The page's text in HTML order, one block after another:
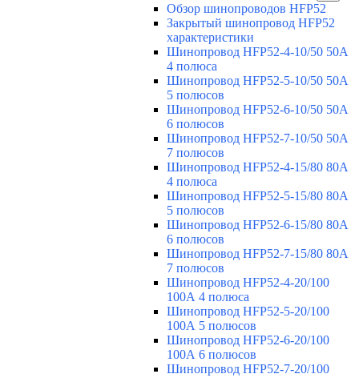
Обзор шинопроводов HFP52
Закрытый шинопровод HFP52
характеристики
Шинопровод HFP52-4-10/50 50A
4 полюса
Шинопровод HFP52-5-10/50 50А
5 полюсов
Шинопровод HFP52-6-10/50 50А
6 полюсов
Шинопровод HFP52-7-10/50 50А
7 полюсов
Шинопровод HFP52-4-15/80 80A
4 полюса
Шинопровод HFP52-5-15/80 80А
5 полюсов
Шинопровод HFP52-6-15/80 80А
6 полюсов
Шинопровод HFP52-7-15/80 80А
7 полюсов
Шинопровод HFP52-4-20/100
100А 4 полюса
Шинопровод HFP52-5-20/100
100А 5 полюсов
Шинопровод HFP52-6-20/100
100А 6 полюсов
Шинопровод HFP52-7-20/100